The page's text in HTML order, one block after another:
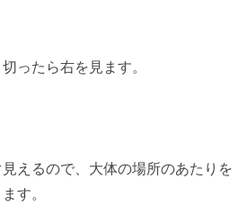
ったら右を見ます。
えるので、大体の場所のあたりを
す。